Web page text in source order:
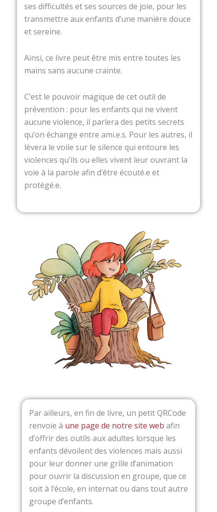
ses difficultés et ses sources de joie, pour les
transmettre aux enfants d’une manière douce
et sereine.
Ainsi, ce livre peut être mis entre toutes les
mains sans aucune crainte.
C’est le pouvoir magique de cet outil de
prévention : pour les enfants qui ne vivent
aucune violence, il parlera des petits secrets
qu’on échange entre ami.e.s. Pour les autres, il
lèvera le voile sur le silence qui entoure les
violences qu’ils ou elles vivent leur ouvrant la
voie à la parole afin d’être écouté.e et
protégé.e.
Par ailleurs, en fin de livre, un petit QRCode
renvoie à une page de notre site web afin
d’offrir des outils aux adultes lorsque les
enfants dévoilent des violences mais aussi
pour leur donner une grille d’animation
pour ouvrir la discussion en groupe, que ce
soit à l’école, en internat ou dans tout autre
groupe d’enfants.